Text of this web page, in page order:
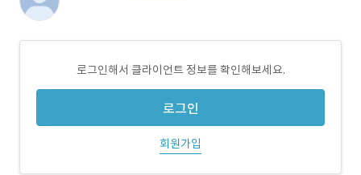
로그인해서 클라이언트 정보를 확인해보세요.
로그인
회원가입